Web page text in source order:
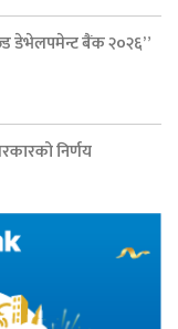
डेभेलपमेन्ट बैंक २०२६”
निर्णय